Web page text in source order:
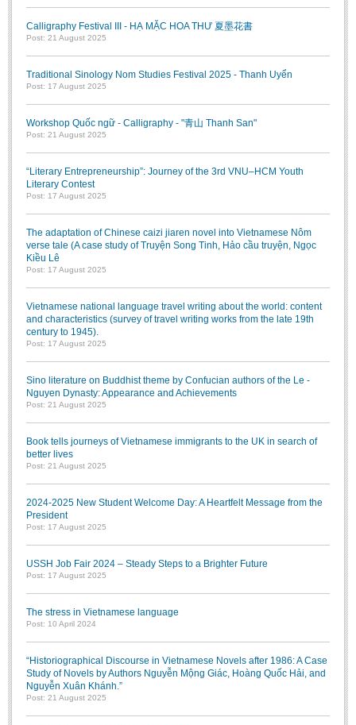
Calligraphy Festival III - HẠ MẶC HOA THƯ 夏墨花書
Post: 21 August 2025
Traditional Sinology Nom Studies Festival 2025 - Thanh Uyển
Post: 17 August 2025
Workshop Quốc ngữ - Calligraphy - "青山 Thanh San"
Post: 21 August 2025
“Literary Entrepreneurship”: Journey of the 3rd VNU–HCM Youth
Literary Contest
Post: 17 August 2025
The adaptation of Chinese caizi jiaren novel into Vietnamese Nôm
verse tale (A case study of Truyện Song Tinh, Hảo cầu truyện, Ngọc
Kiều Lê
Post: 17 August 2025
Vietnamese national language travel writing about the world: content
and characteristics (survey of travel writing works from the late 19th
century to 1945).
Post: 17 August 2025
Sino literature on Buddhist theme by Confucian authors of the Le -
Nguyen Dynasty: Appearance and Achievements
Post: 21 August 2025
Book tells journeys of Vietnamese immigrants to the UK in search of
better lives
Post: 21 August 2025
2024-2025 New Student Welcome Day: A Heartfelt Message from the
President
Post: 17 August 2025
USSH Job Fair 2024 – Steady Steps to a Brighter Future
Post: 17 August 2025
The stress in Vietnamese language
Post: 10 April 2024
“Historiographical Discourse in Vietnamese Novels after 1986: A Case
Study of Novels by Authors Nguyễn Mộng Giác, Hoàng Quốc Hải, and
Nguyễn Xuân Khánh.”
Post: 21 August 2025